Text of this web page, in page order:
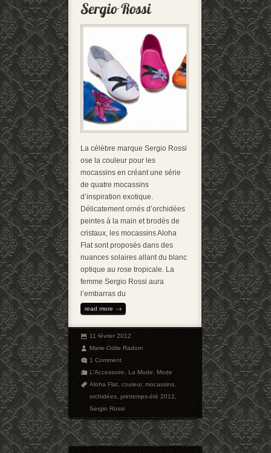
La célèbre marque Sergio Rossi
ose la couleur pour les
mocassins en créant une série
de quatre mocassins
d’inspiration exotique.
Délicatement ornés d’orchidées
peintes à la main et brodés de
cristaux, les mocassins Aloha
Flat sont proposés dans des
nuances solaires allant du blanc
optique au rose tropicale. La
femme Sergio Rossi aura
l’embarras du
read more
11 février 2012
Marie-Odile Radom
1 Comment
L'Accessoire,La Mode,Mode
Aloha Flat,couleur,mocassins,
orchidées,printemps-été 2012,
Sergio Rossi